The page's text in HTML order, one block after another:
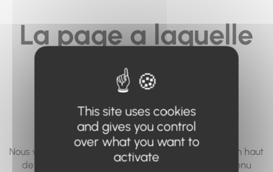
La page a laquelle
vous cherchez à
accéder n'existe
pas... ou plus.
Nous vous invitons à utiliser le moteur de recherche en haut
de page, ou à utiliser le menu pour trouver le contenu
This site uses cookies
and gives you control
over what you want to
activate